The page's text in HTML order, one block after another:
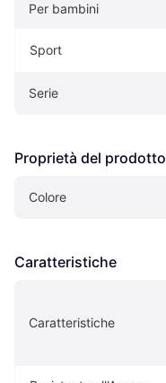
Per bambini
Sport
Serie
Proprietà del prodotto
Colore
Caratteristiche
Caratteristiche